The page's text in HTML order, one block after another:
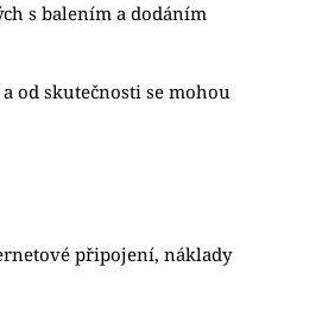
s balením a dodáním
od skutečnosti se mohou
připojení, náklady